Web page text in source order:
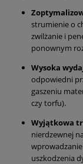
strumienie o
zwilżanie i
ponownym
Wysoka
odpowiedni
gaszeniu
czy torfu).
Wyjątkowa
nierdzewnej
uszkodzenia